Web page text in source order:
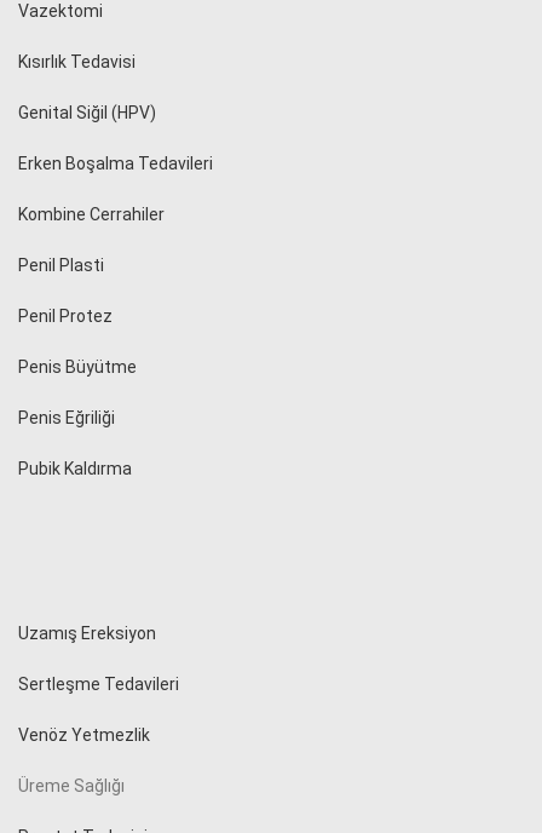
Vazektomi
Kısırlık Tedavisi
Genital Siğil (HPV)
Erken Boşalma Tedavileri
Kombine Cerrahiler
Penil Plasti
Penil Protez
Penis Büyütme
Penis Eğriliği
Pubik Kaldırma
Uzamış Ereksiyon
Sertleşme Tedavileri
Venöz Yetmezlik
Üreme Sağlığı